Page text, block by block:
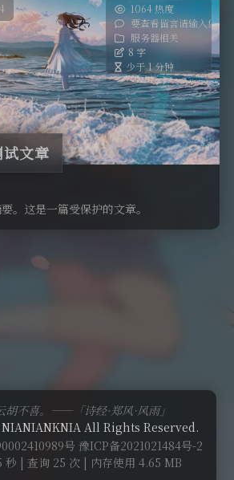
1064 热度
要查看留言请输入您的
服务器相关
8 字
少于 1 分钟
文章
。这是一篇受保护的文章。
胡不喜。——「诗经·郑风·风雨」
All Rights Reserved.
号 豫ICP备2021021484号-2
秒 | 查询 25 次 | 内存使用 4.65 MB